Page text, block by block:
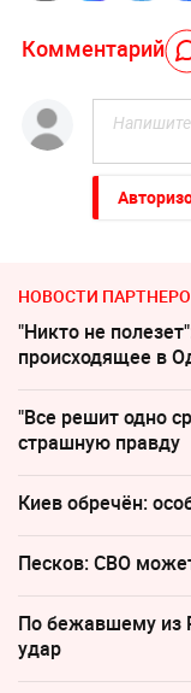
Комментарий
НОВОСТИ
"Никто не
происходящее в
"Все решит одно
страшную правду
Киев обречён:
Песков: СВО
По бежавшему из
удар